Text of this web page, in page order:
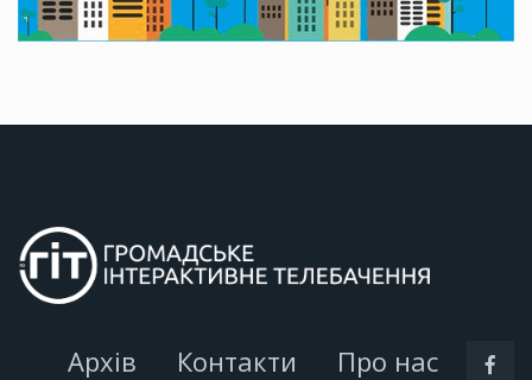
Архів Контакти Про нас